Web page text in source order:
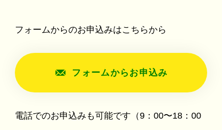
フォームからのお申込みはこちらから
フォームからお申込み
電話でのお申込みも可能です（9：00〜18：00